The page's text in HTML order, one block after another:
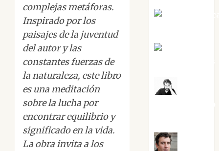
complejas metáforas.
Inspirado por los
paisajes de la juventud
del autor y las
constantes fuerzas de
la naturaleza, este libro
es una meditación
sobre la lucha por
encontrar equilibrio y
significado en la vida.
La obra invita a los